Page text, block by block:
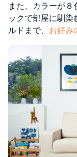
また、カラーが
ックで部屋に馴
ルドまで、 お好み